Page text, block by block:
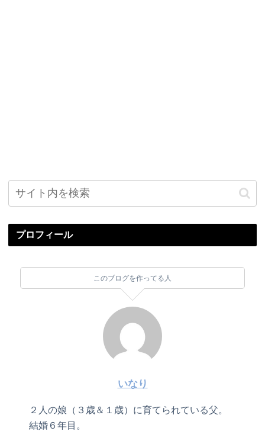
プロフィール
このブログを作ってる人
いなり
２人の娘（３歳＆１歳）に育てられている父。
結婚６年目。